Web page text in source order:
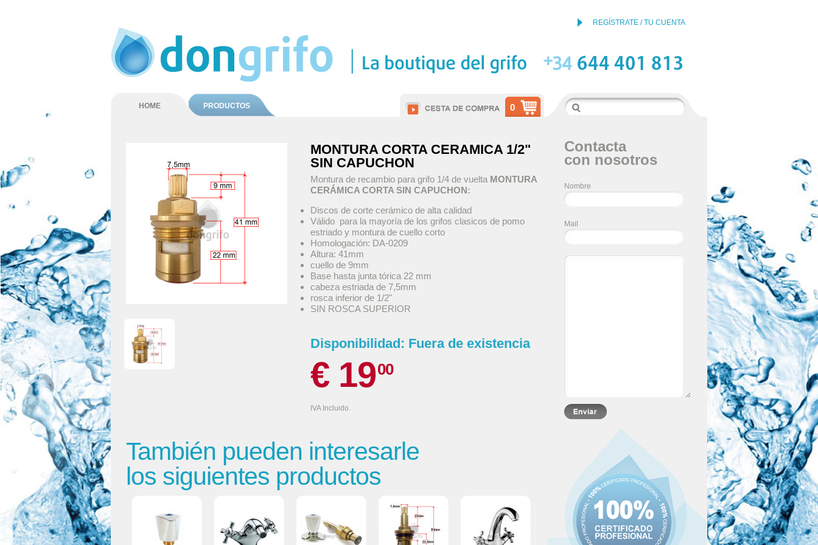
REGÍSTRATE / TU CUENTA
HOME PRODUCTOS 0
MONTURA CORTA CERAMICA 1/2"
SIN CAPUCHON
Montura de recambio para grifo 1/4 de vuelta MONTURA
CERÁMICA CORTA SIN CAPUCHON:
Discos de corte cerámico de alta calidad
Válido para la mayoría de los grifos clasicos de pomo
estriado y montura de cuello corto
Homologación: DA-0209
Altura: 41mm
cuello de 9mm
Base hasta junta tórica 22 mm
cabeza estriada de 7,5mm
rosca inferior de 1/2"
SIN ROSCA SUPERIOR
Disponibilidad: Fuera de existencia
€ 1900
IVA Incluido.
También pueden interesarle
los siguientes productos
Contacta
con nosotros
Nombre
Mail